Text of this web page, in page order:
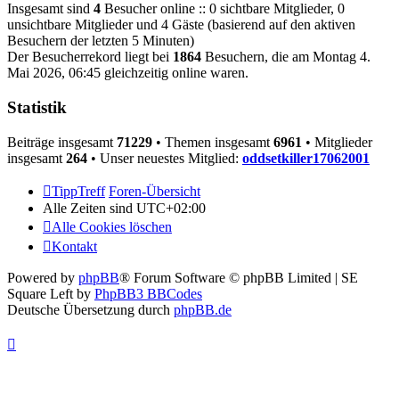
Insgesamt sind 4 Besucher online :: 0 sichtbare Mitglieder, 0
unsichtbare Mitglieder und 4 Gäste (basierend auf den aktiven
Besuchern der letzten 5 Minuten)
Der Besucherrekord liegt bei 1864 Besuchern, die am Montag 4.
Mai 2026, 06:45 gleichzeitig online waren.
Statistik
Beiträge insgesamt 71229 • Themen insgesamt 6961 • Mitglieder
insgesamt 264 • Unser neuestes Mitglied: oddsetkiller17062001
TippTreff Foren-Übersicht
Alle Zeiten sind UTC+02:00
Alle Cookies löschen
Kontakt
Powered by phpBB® Forum Software © phpBB Limited | SE
Square Left by PhpBB3 BBCodes
Deutsche Übersetzung durch phpBB.de